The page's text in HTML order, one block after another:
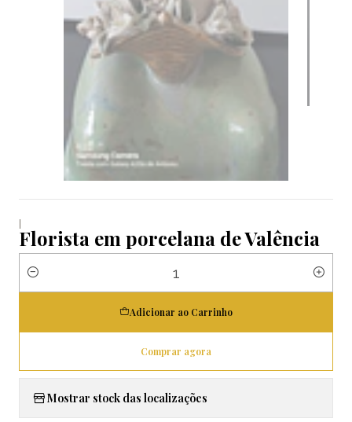
|
Florista em porcelana de Valência
Quantidade
Adicionar ao Carrinho
Comprar agora
Mostrar stock das localizações